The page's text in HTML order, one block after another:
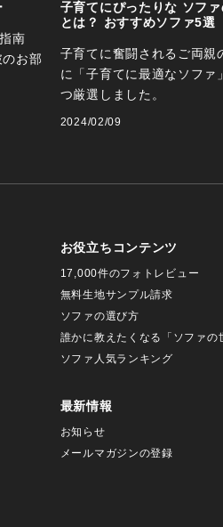
南
お部
子育てにぴったりな ソフ
とは？ おすすめソファ5選
子育てに奮闘されるご両親
に「子育てに最適なソファ
つ厳選しました。
2024/02/09
お役立ちコンテンツ
17,000件のフォトレビュー
無料生地サンプル請求
ソファの選び方
誰かに教えたくなる「ソファの
ソファ人気ランキング
最新情報
お知らせ
メールマガジンの登録